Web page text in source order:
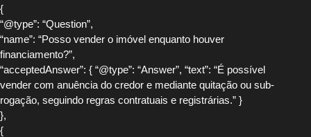
{
“@type”: “Question”,
“name”: “Posso vender o imóvel enquanto houver
financiamento?”,
“acceptedAnswer”: { “@type”: “Answer”, “text”: “É possível
vender com anuência do credor e mediante quitação ou sub-
rogação, seguindo regras contratuais e registrárias.” }
},
{